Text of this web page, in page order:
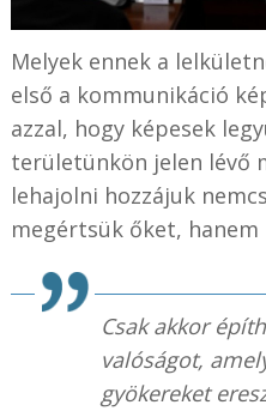
Melyek ennek a
első a kommunikáció
azzal, hogy képesek
területünkön jelen lévő
lehajolni hozzájuk
megértsük őket,
Csak akkor
valóságot,
gyökereket